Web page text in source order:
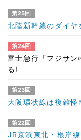
第25回
北陸新幹線のダイ
第24回
富士急行「フジサン
る!
第23回
大阪環状線は複雑怪
第22回
JR京浜東北・根岸